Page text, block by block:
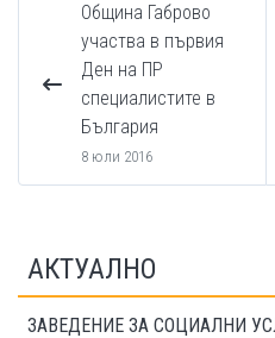
Община Габрово
участва в първия
Ден на ПР
специалистите в
България
8 юли 2016
АКТУАЛНО
ЗАВЕДЕНИЕ ЗА СОЦИАЛНИ